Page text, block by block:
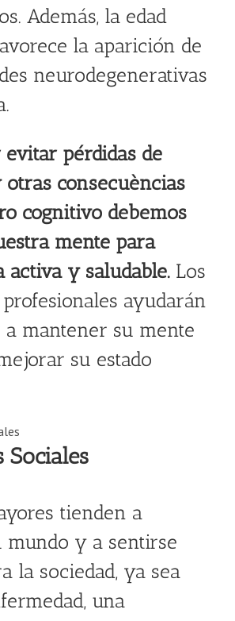
Además, la edad
la aparición de
neurodegenerativas
evitar pérdidas de
consecuèncias
cognitivo debemos
mente para
activa y saludable. Los
ayudarán
mantener su mente
su estado
Sociales
tienden a
mundo y a sentirse
la sociedad, ya sea
una